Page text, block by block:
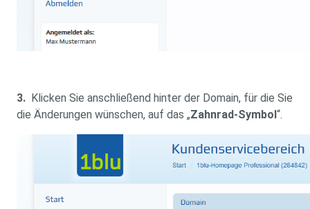
3. Klicken Sie anschließend hinter der Domain, für die Sie
die Änderungen wünschen, auf das „Zahnrad-Symbol“.